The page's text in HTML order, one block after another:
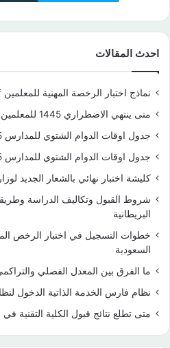
احدث المقالات
نماذج اختبار الرخصة المهنية للمعلمين pdf
متى ينتهي الاضطراري 1445 للمعلمين في السعودية
جدول اوقات الدوام الشتوي للمدارس 1445 الدمام
جدول اوقات الدوام الشتوي للمدارس 1445 حائل
كليشة اختبار نهائي بالشعار الجديد
شروط القبول وتكاليف الدراسة
البريطانية
خطوات التسجيل في اختبار الرخص
السعودية
ما الفرق بين المعدل الفصلي
نظام فارس الخدمة الذاتية الدخول لنظام
متى تطلع نتائج قبول الكلية التقنية في